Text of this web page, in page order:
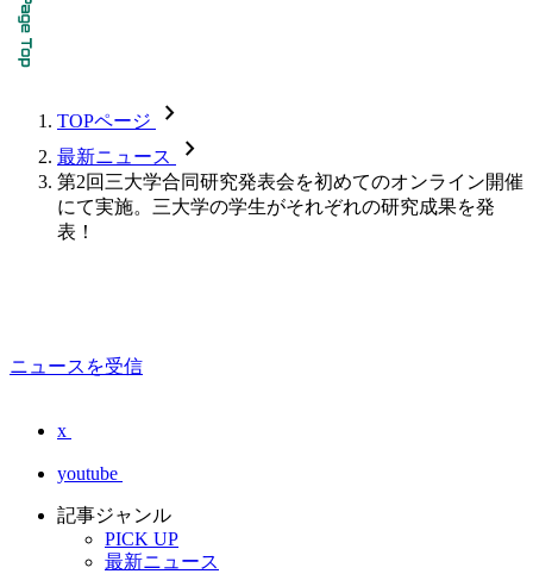
TOPページ chevron_forward
最新ニュース chevron_forward
第2回三大学合同研究発表会を初めてのオンライン開催
にて実施。三大学の学生がそれぞれの研究成果を発
表！
ニュースを受信
x
youtube
記事ジャンル
PICK UP
最新ニュース